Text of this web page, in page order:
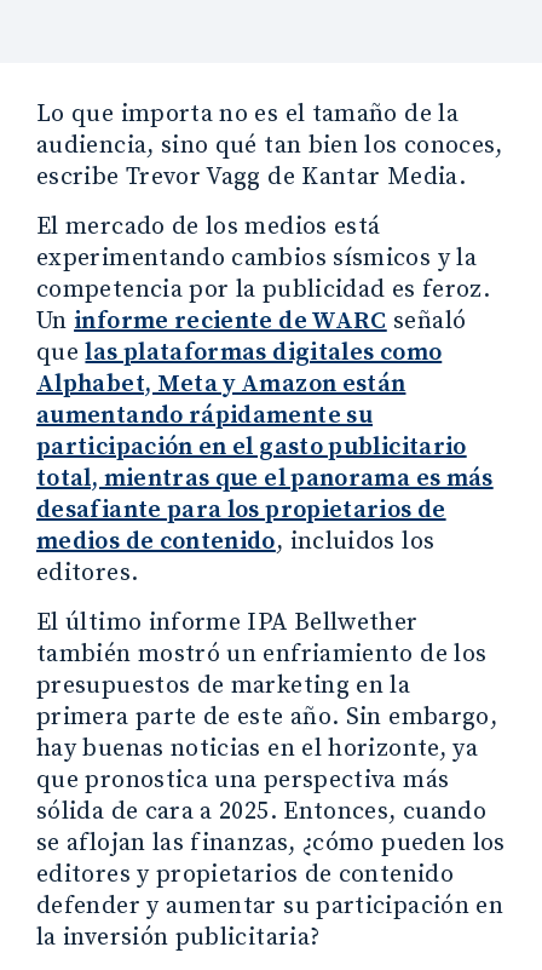
Lo que importa no es el tamaño de la
audiencia, sino qué tan bien los conoces,
escribe Trevor Vagg de Kantar Media.
El mercado de los medios está
experimentando cambios sísmicos y la
competencia por la publicidad es feroz.
Uninforme reciente de WARC señaló
quelas plataformas digitales como
Alphabet, Meta y Amazon están
aumentando rápidamente su
participación en el gasto publicitario
total, mientras que el panorama es más
desafiante para los propietarios de
medios de contenido, incluidos los
editores.
El último informe IPA Bellwether
también mostró un enfriamiento de los
presupuestos de marketing en la
primera parte de este año. Sin embargo,
hay buenas noticias en el horizonte, ya
que pronostica una perspectiva más
sólida de cara a 2025. Entonces, cuando
se aflojan las finanzas, ¿cómo pueden los
editores y propietarios de contenido
defender y aumentar su participación en
la inversión publicitaria?